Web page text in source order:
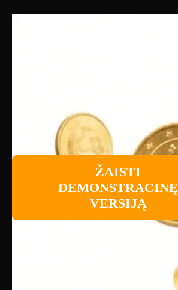
ŽAISTI
DEMONSTRACINĘ
VERSIJĄ